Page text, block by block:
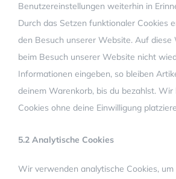
Benutzereinstellungen weiterhin in
Durch das Setzen funktionaler Cookies
den Besuch unserer Website. Auf diese
beim Besuch unserer Website nicht
Informationen eingeben, so bleiben
deinem Warenkorb, bis du bezahlst. Wir
Cookies ohne deine Einwilligung
5.2 Analytische Cookies
Wir verwenden analytische Cookies,